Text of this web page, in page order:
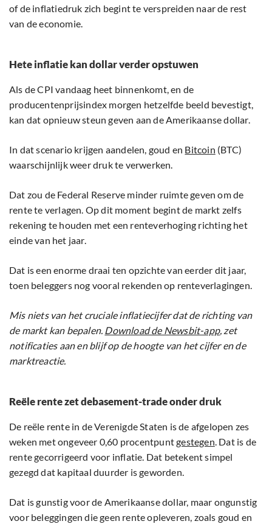
of de inflatiedruk zich begint te verspreiden naar de rest
van de economie.
Hete inflatie kan dollar verder opstuwen
Als de CPI vandaag heet binnenkomt, en de
producentenprijsindex morgen hetzelfde beeld bevestigt,
kan dat opnieuw steun geven aan de Amerikaanse dollar.
In dat scenario krijgen aandelen, goud en Bitcoin (BTC)
waarschijnlijk weer druk te verwerken.
Dat zou de Federal Reserve minder ruimte geven om de
rente te verlagen. Op dit moment begint de markt zelfs
rekening te houden met een renteverhoging richting het
einde van het jaar.
Dat is een enorme draai ten opzichte van eerder dit jaar,
toen beleggers nog vooral rekenden op renteverlagingen.
Mis niets van het cruciale inflatiecijfer dat de richting van
de markt kan bepalen. Download de Newsbit-app, zet
notificaties aan en blijf op de hoogte van het cijfer en de
marktreactie.
Reële rente zet debasement-trade onder druk
De reële rente in de Verenigde Staten is de afgelopen zes
weken met ongeveer 0,60 procentpuntgestegen. Dat is de
rente gecorrigeerd voor inflatie. Dat betekent simpel
gezegd dat kapitaal duurder is geworden.
Dat is gunstig voor de Amerikaanse dollar, maar ongunstig
voor beleggingen die geen rente opleveren, zoals goud en